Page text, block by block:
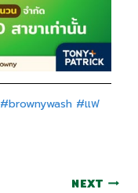
#brownywash #แฟ
NEXT